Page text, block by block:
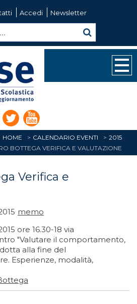
Accedi Newsletter
HOME CALENDARIO EVENTI
2015
BOTTEGA VERIFICA E VALUTAZIONE
Verifica e
memo
ore 16.30-18 via
"Valutare il comportamento,
alla fine del
Esperienze, modalità,